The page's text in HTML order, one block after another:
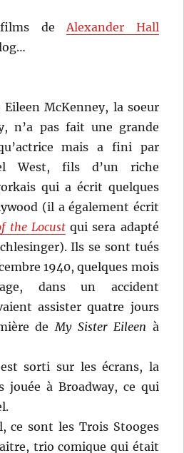
films deAlexander Hall
McKenney, la soeur
n’a pas fait une grande
mais a fini par
West, fils d’un riche
qui a écrit quelques
(il a également écrit
the Locustqui sera adapté
Ils se sont tués
1940, quelques mois
dans un accident
assister quatre jours
deMy Sister Eileen à
sorti sur les écrans, la
jouée à Broadway, ce qui
ce sont les Trois Stooges
trio comique qui était